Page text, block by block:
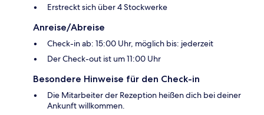
Erstreckt sich über 4 Stockwerke
Anreise/Abreise
Check-in ab: 15:00 Uhr, möglich bis: jederzeit
Der Check-out ist um 11:00 Uhr
Besondere Hinweise für den Check-in
Die Mitarbeiter der Rezeption heißen dich bei deiner
Ankunft willkommen.